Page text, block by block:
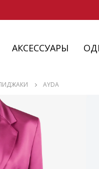
АКСЕССУАРЫ
AYDA